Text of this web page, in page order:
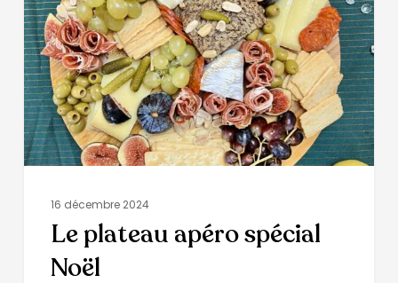
16 décembre 2024
Le plateau apéro spécial
Noël